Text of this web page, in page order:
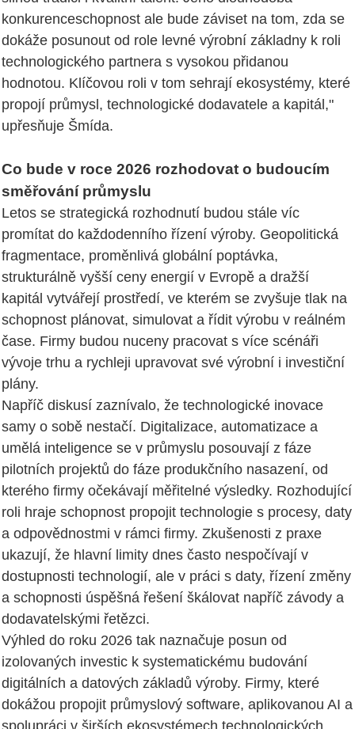
konkurenceschopnost ale bude záviset na tom, zda se
dokáže posunout od role levné výrobní základny k roli
technologického partnera s vysokou přidanou
hodnotou. Klíčovou roli v tom sehrají ekosystémy, které
propojí průmysl, technologické dodavatele a kapitál,"
upřesňuje Šmída.
Co bude v roce 2026 rozhodovat o budoucím
směřování průmyslu
Letos se strategická rozhodnutí budou stále víc
promítat do každodenního řízení výroby. Geopolitická
fragmentace, proměnlivá globální poptávka,
strukturálně vyšší ceny energií v Evropě a dražší
kapitál vytvářejí prostředí, ve kterém se zvyšuje tlak na
schopnost plánovat, simulovat a řídit výrobu v reálném
čase. Firmy budou nuceny pracovat s více scénáři
vývoje trhu a rychleji upravovat své výrobní i investiční
plány.
Napříč diskusí zaznívalo, že technologické inovace
samy o sobě nestačí. Digitalizace, automatizace a
umělá inteligence se v průmyslu posouvají z fáze
pilotních projektů do fáze produkčního nasazení, od
kterého firmy očekávají měřitelné výsledky. Rozhodující
roli hraje schopnost propojit technologie s procesy, daty
a odpovědnostmi v rámci firmy. Zkušenosti z praxe
ukazují, že hlavní limity dnes často nespočívají v
dostupnosti technologií, ale v práci s daty, řízení změny
a schopnosti úspěšná řešení škálovat napříč závody a
dodavatelskými řetězci.
Výhled do roku 2026 tak naznačuje posun od
izolovaných investic k systematickému budování
digitálních a datových základů výroby. Firmy, které
dokážou propojit průmyslový software, aplikovanou AI a
spolupráci v širších ekosystémech technologických